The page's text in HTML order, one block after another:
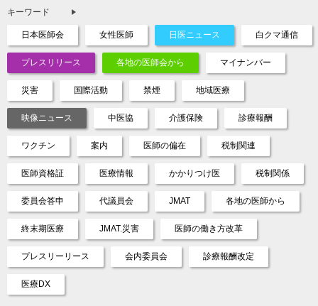
キーワード
日本医師会 女性医師 日医ニュース 白クマ通信
プレスリリース 各地の医師会から マイナンバー
災害 国際活動 禁煙 地域医療
映像ニュース 中医協 介護保険 診療報酬
ワクチン 案内 医師の偏在 税制関連
医師資格証 医療情報 かかりつけ医 税制関係
委員会答申 代議員会 JMAT 各地の医師から
終末期医療 JMAT.災害 医師の働き方改革
プレスリーリース 会内委員会 診療報酬改定
医療DX